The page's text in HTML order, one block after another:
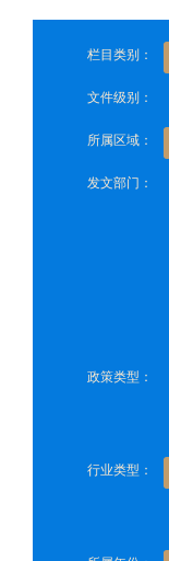
栏目类别：
文件级别：
所属区域：
发文部门：
政策类型：
行业类型：